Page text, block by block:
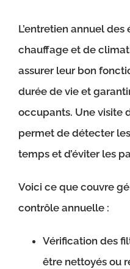
L’entretien annuel
chauffage et de
assurer leur bon
durée de vie et
occupants. Une visite
permet de détecter
temps et d’éviter les
Voici ce que couvre
contrôle annuelle :
Vérification des
être nettoyés ou